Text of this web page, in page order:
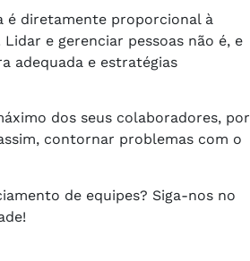
é diretamente proporcional à
e gerenciar pessoas não é, e
adequada e estratégias
dos seus colaboradores, por
contornar problemas com o
de equipes? Siga-nos no